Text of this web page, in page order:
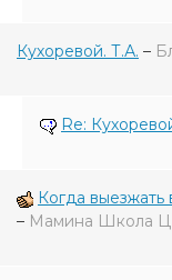
Кухоревой. Т.А. –
Re:
Когда
– Мамина Школа